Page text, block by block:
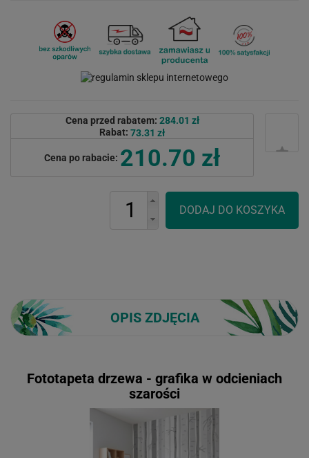
Cena przed rabatem: 284.01 zł
Rabat: 73.31 zł
Cena po rabacie: 210.70 zł
OPIS ZDJĘCIA
Fototapeta drzewa - grafika w odcieniach
szarości